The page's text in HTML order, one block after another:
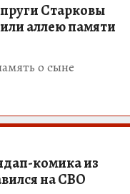
Старковы
аллею памяти
о сыне
комика из
на СВО